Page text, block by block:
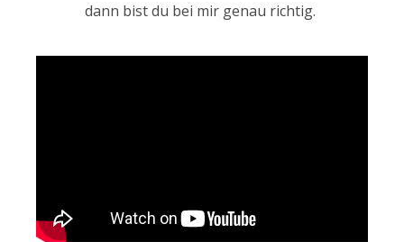
dann bist du bei mir genau richtig.